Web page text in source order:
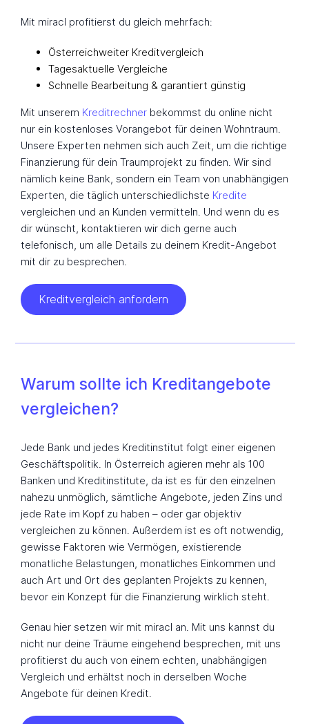
Mit miracl profitierst du gleich mehrfach:
Österreichweiter Kreditvergleich
Tagesaktuelle Vergleiche
Schnelle Bearbeitung & garantiert günstig
Mit unserem Kreditrechner bekommst du online nicht
nur ein kostenloses Vorangebot für deinen Wohntraum.
Unsere Experten nehmen sich auch Zeit, um die richtige
Finanzierung für dein Traumprojekt zu finden. Wir sind
nämlich keine Bank, sondern ein Team von unabhängigen
Experten, die täglich unterschiedlichste Kredite
vergleichen und an Kunden vermitteln. Und wenn du es
dir wünscht, kontaktieren wir dich gerne auch
telefonisch, um alle Details zu deinem Kredit-Angebot
mit dir zu besprechen.
Kreditvergleich anfordern
Warum sollte ich Kreditangebote
vergleichen?
Jede Bank und jedes Kreditinstitut folgt einer eigenen
Geschäftspolitik. In Österreich agieren mehr als 100
Banken und Kreditinstitute, da ist es für den einzelnen
nahezu unmöglich, sämtliche Angebote, jeden Zins und
jede Rate im Kopf zu haben – oder gar objektiv
vergleichen zu können. Außerdem ist es oft notwendig,
gewisse Faktoren wie Vermögen, existierende
monatliche Belastungen, monatliches Einkommen und
auch Art und Ort des geplanten Projekts zu kennen,
bevor ein Konzept für die Finanzierung wirklich steht.
Genau hier setzen wir mit miracl an. Mit uns kannst du
nicht nur deine Träume eingehend besprechen, mit uns
profitierst du auch von einem echten, unabhängigen
Vergleich und erhältst noch in derselben Woche
Angebote für deinen Kredit.